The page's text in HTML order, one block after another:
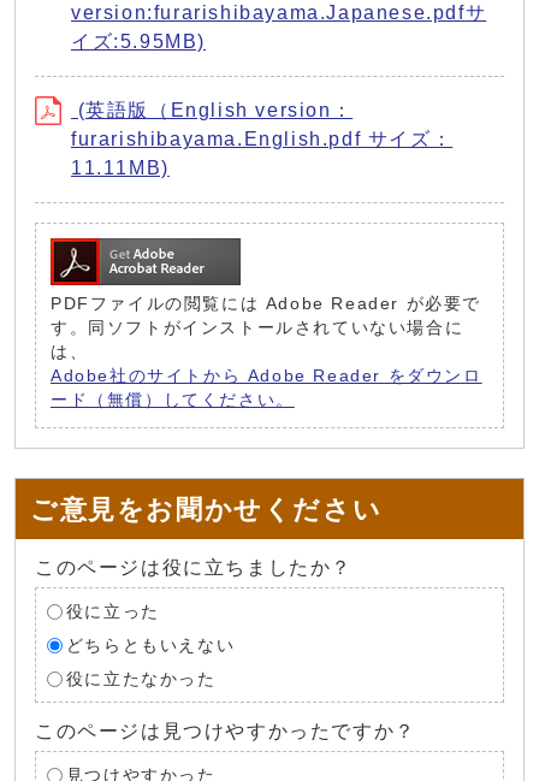
version:furarishibayama.Japanese.pdfサ
イズ:5.95MB)
(英語版（English version：
furarishibayama.English.pdf サイズ：
11.11MB)
PDFファイルの閲覧には Adobe Reader が必要で
す。同ソフトがインストールされていない場合に
は、
Adobe社のサイトから Adobe Reader をダウンロ
ード（無償）してください。
ご意見をお聞かせください
このページは役に立ちましたか？
役に立った
どちらともいえない
役に立たなかった
このページは見つけやすかったですか？
見つけやすかった